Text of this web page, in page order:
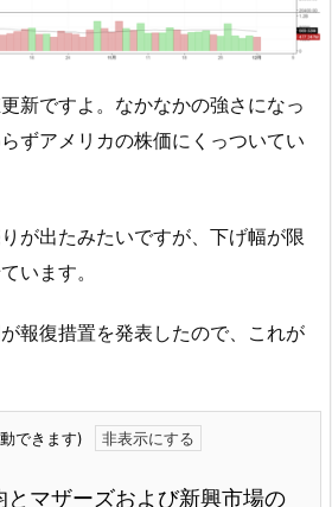
新ですよ。なかなかの強さになっ
ずアメリカの株価にくっついてい
が出たみたいですが、下げ幅が限
います。
報復措置を発表したので、これが
できます)
とマザーズおよび新興市場の